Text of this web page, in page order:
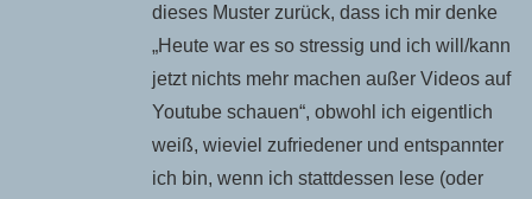
dieses Muster zurück, dass ich mir denke
„Heute war es so stressig und ich will/kann
jetzt nichts mehr machen außer Videos auf
Youtube schauen“, obwohl ich eigentlich
weiß, wieviel zufriedener und entspannter
ich bin, wenn ich stattdessen lese (oder